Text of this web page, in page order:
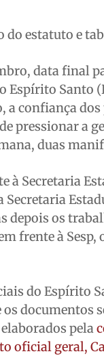
estatuto e
data final
Santo
a confiança
pressionar a
duas
Secretaria
depois os
frente à
do Espírito
documentos
pela
oficial geral,